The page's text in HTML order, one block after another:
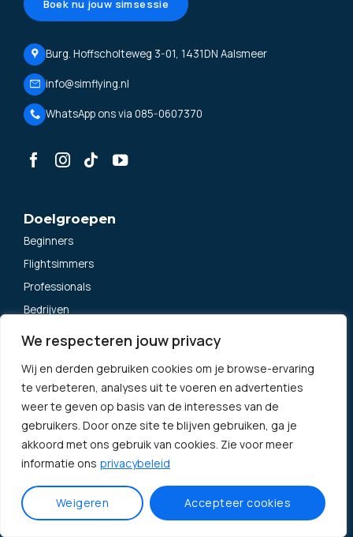
We respecteren jouw privacy
Wij en derden gebruiken cookies om je browse-ervaring
te verbeteren, analyses uit te voeren en advertenties
weer te geven op basis van de interesses van de
gebruikers. Door onze site te blijven gebruiken, ga je
akkoord met ons gebruik van cookies. Zie voor meer
informatie ons privacybeleid
Weigeren Accepteer cookies
Boek nu jouw simsessie
Burg. Hoffscholteweg 3-01, 1431DN Aalsmeer
info@simflying.nl
WhatsApp ons via 085-0607370
Doelgroepen
Beginners
Flightsimmers
Professionals
Bedrijven
Zorgprofessionals
Informatie
Vacature sim-instructeur
Algemene voorwaarden
Privacybeleid
Neem contact op